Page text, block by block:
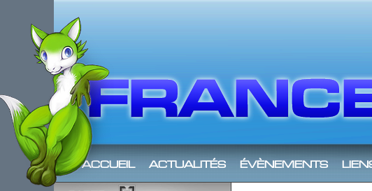
accueil actualités évènements